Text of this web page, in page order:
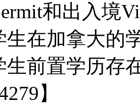
和出入境
生在加拿大的
生前置学历存
】